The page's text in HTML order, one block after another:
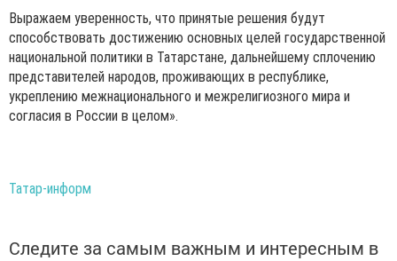
Выражаем уверенность, что принятые решения будут
способствовать достижению основных целей государственной
национальной политики в Татарстане, дальнейшему сплочению
представителей народов, проживающих в республике,
укреплению межнационального и межрелигиозного мира и
согласия в России в целом».
Татар-информ
Следите за самым важным и интересным в